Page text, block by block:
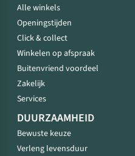
Alle winkels
Openingstijden
Click & collect
Winkelen op afspraak
Buitenvriend voordeel
Zakelijk
Services
DUURZAAMHEID
Bewuste keuze
Verleng levensduur